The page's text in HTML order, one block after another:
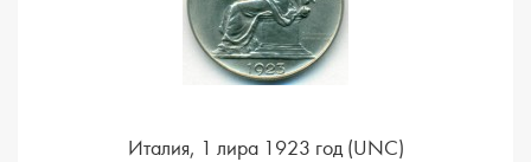
Италия, 1 лира 1923 год (UNC)